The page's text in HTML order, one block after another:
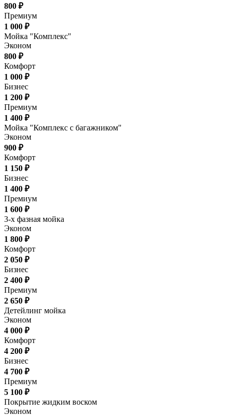
800 ₽
Премиум
1 000 ₽
Мойка "Комплекс"
Эконом
800 ₽
Комфорт
1 000 ₽
Бизнес
1 200 ₽
Премиум
1 400 ₽
Мойка "Комплекс с багажником"
Эконом
900 ₽
Комфорт
1 150 ₽
Бизнес
1 400 ₽
Премиум
1 600 ₽
3-х фазная мойка
Эконом
1 800 ₽
Комфорт
2 050 ₽
Бизнес
2 400 ₽
Премиум
2 650 ₽
Детейлинг мойка
Эконом
4 000 ₽
Комфорт
4 200 ₽
Бизнес
4 700 ₽
Премиум
5 100 ₽
Покрытие жидким воском
Эконом